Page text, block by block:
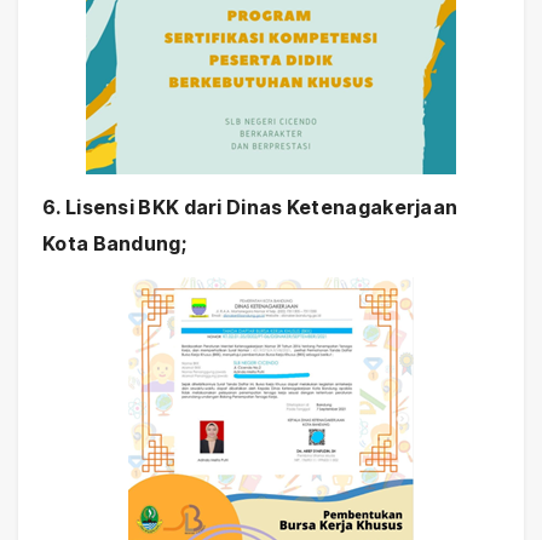
6. Lisensi BKK dari Dinas Ketenagakerjaan
Kota Bandung;